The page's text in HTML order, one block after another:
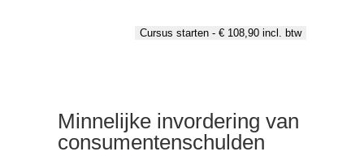
Cursus starten - €108,90 incl. btw
Minnelijke invordering van
consumentenschulden